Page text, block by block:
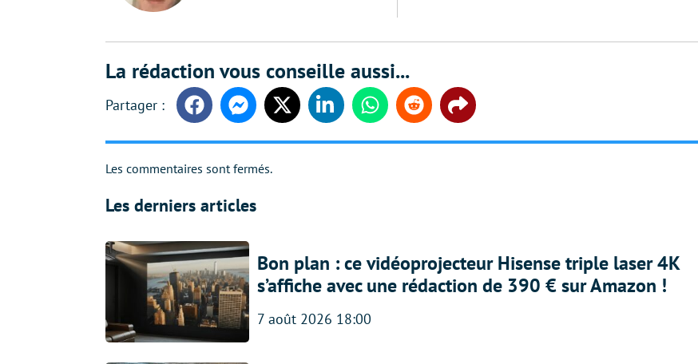
La rédaction vous conseille aussi...
FacebookMessengerTwitter LinkedinWhatsappReddit Share
Les commentaires sont fermés.
Les derniers articles
Bon plan : ce vidéoprojecteur Hisense triple laser 4K
s’affiche avec une rédaction de 390 € sur Amazon !
7 août 2026 18:00